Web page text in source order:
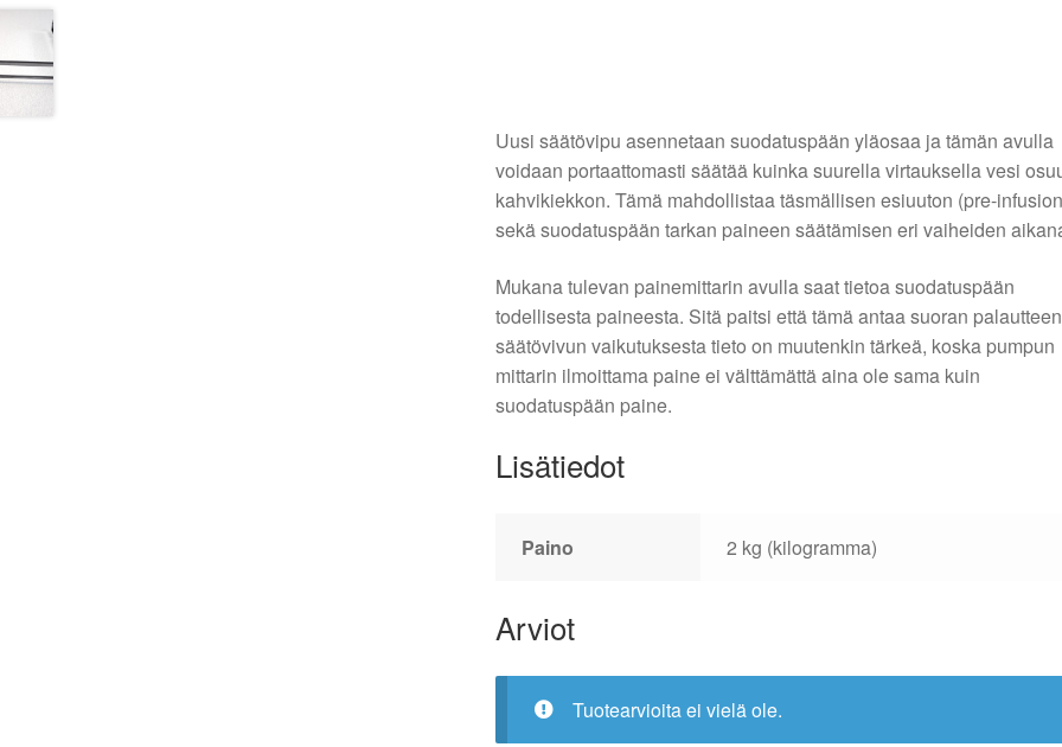
Uusi säätövipu asennetaan suodatuspään yläosaa ja tämän avulla
voidaan portaattomasti säätää kuinka suurella virtauksella vesi
kahvikiekkon. Tämä mahdollistaa täsmällisen esiuuton (pre-
sekä suodatuspään tarkan paineen säätämisen eri vaiheiden
Mukana tulevan painemittarin avulla saat tietoa suodatuspään
todellisesta paineesta. Sitä paitsi että tämä antaa suoran palautteen
säätövivun vaikutuksesta tieto on muutenkin tärkeä, koska pumpun
mittarin ilmoittama paine ei välttämättä aina ole sama kuin
suodatuspään paine.
Lisätiedot
Paino 2 kg (kilogramma)
Arviot
Tuotearvioita ei vielä ole.